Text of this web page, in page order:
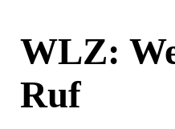
WLZ:
Ruf